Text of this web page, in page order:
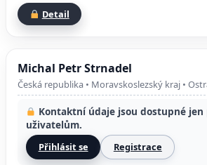
Detail
Michal Petr Strnadel
Česká republika • Moravskoslezský kraj •
Kontaktní údaje jsou dostupné
uživatelům.
Přihlásit se Registrace